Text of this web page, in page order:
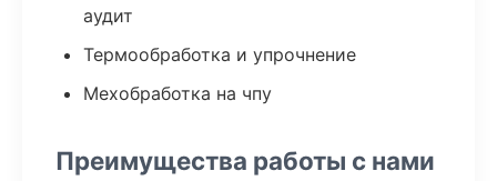
аудит
Термообработка и упрочнение
Мехобработка на чпу
Преимущества работы с нами